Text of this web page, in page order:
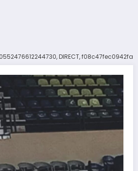
DIRECT, f08c47fec0942fa